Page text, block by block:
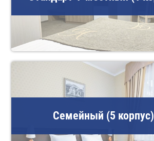
Семейный (5 корпус)